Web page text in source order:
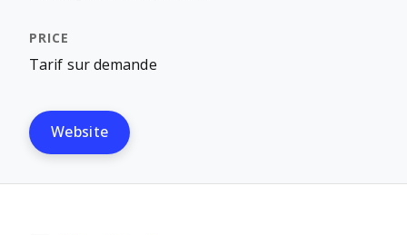
Tarif sur demande
Website